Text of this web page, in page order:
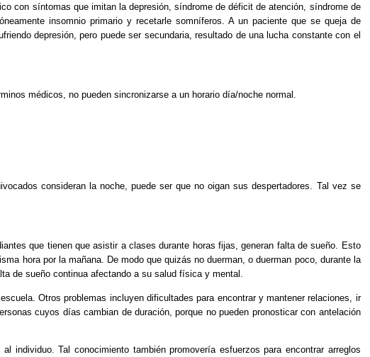
con síntomas que imitan la depresión, síndrome de déficit de atención, síndrome de
insomnio primario y recetarle somníferos. A un paciente que se queja de
depresión, pero puede ser secundaria, resultado de una lucha constante con el
médicos, no pueden sincronizarse a un horario día/noche normal.
consideran la noche, puede ser que no oigan sus despertadores. Tal vez se
que tienen que asistir a clases durante horas fijas, generan falta de sueño. Esto
hora por la mañana. De modo que quizás no duerman, o duerman poco, durante la
de sueño continua afectando a su salud física y mental.
Otros problemas incluyen dificultades para encontrar y mantener relaciones, ir
cuyos días cambian de duración, porque no pueden pronosticar con antelación
Tal conocimiento también promovería esfuerzos para encontrar arreglos